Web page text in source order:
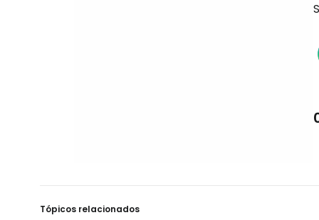
Tópicos relacionados